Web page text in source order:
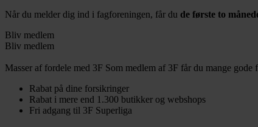
Når du melder dig ind i fagforeningen, får du de første to
Bliv medlem
Bliv medlem
Masser af fordele med 3F Som medlem af 3F får du mange gode
Rabat på dine forsikringer
Rabat i mere end 1.300 butikker og webshops
Fri adgang til 3F Superliga